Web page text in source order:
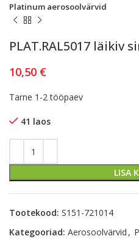
Platinum aerosoolvärvid
PLAT.RAL5017 läikiv
10,50 €
Tarne 1-2 tööpaev
41 laos
LISA
Tootekood: S151-721014
Kategooriad: Aerosoolvärvid ,